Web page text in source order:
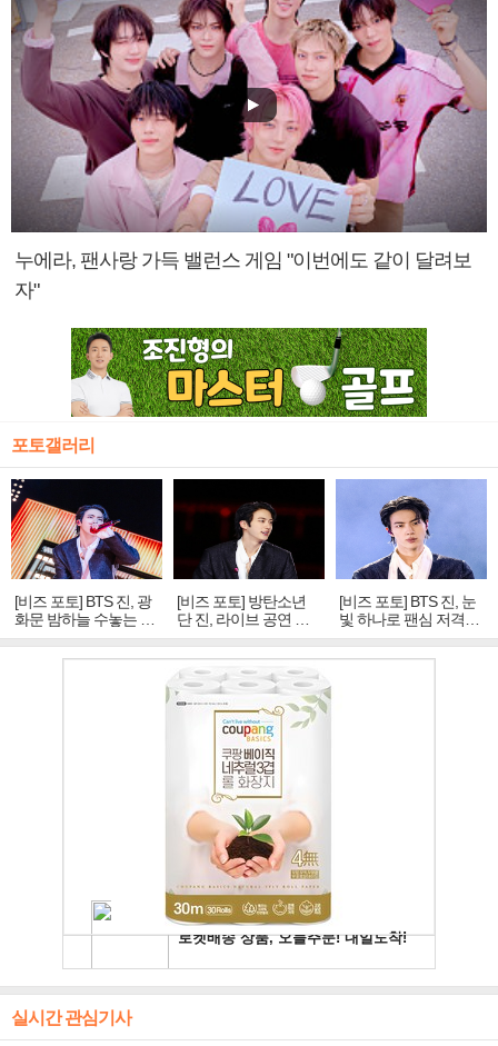
누에라, 팬사랑 가득 밸런스 게임 "이번에도 같이 달려보
자"
포토갤러리
[비즈 포토] BTS 진, 광
화문 밤하늘 수놓는 '비
주얼 킹'의 열창
[비즈 포토] 방탄소년
단 진, 라이브 공연 중
빛나는 독보적 아우라
[비즈 포토] BTS 진, 눈
빛 하나로 팬심 저격…
독보적 카리스마
실시간 관심기사